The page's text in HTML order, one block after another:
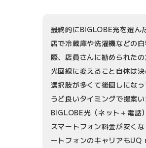
最終的にBIGLOBE光を選ん
店で冷蔵庫や洗濯機などの
際、店員さんに勧められたの
光回線に変えること自体は決
選択肢が多くて後回しにな
うど良いタイミングで提案い
BIGLOBE光（ネット＋電話
スマートフォン料金が安くな
ートフォンのキャリアも